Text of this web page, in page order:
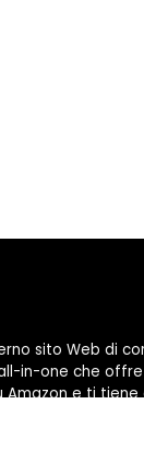
sito Web di
in-one che
Amazon e ti